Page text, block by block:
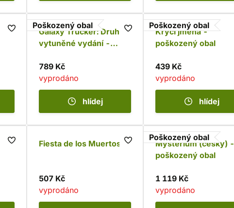
Poškozený obal
Galaxy Trucker: Druhé,
vytuněné vydání -
789 Kč
vyprodáno
hlídej
Poškozený obal
Krycí jména -
poškozený obal
439 Kč
vyprodáno
hlídej
Fiesta de los Muertos
507 Kč
vyprodáno
Poškozený obal
Mysterium (česky) -
poškozený obal
1 119 Kč
vyprodáno